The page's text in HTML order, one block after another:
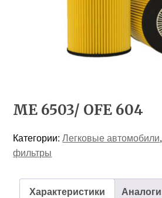
ME 6503/ OFE 604
Категории:Легковые автомобили,
фильтры
Характеристики Аналоги